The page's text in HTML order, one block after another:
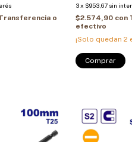
o
3x $953,67 sin
$2.574,90 con
efectivo
¡Solo quedan 2